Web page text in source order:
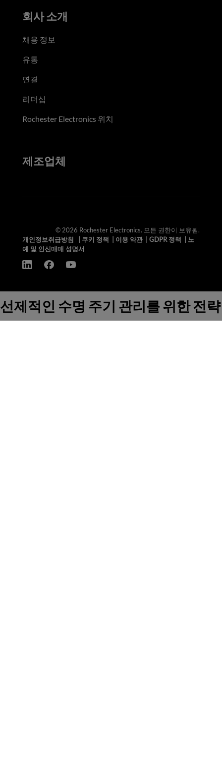
회사 소개
채용 정보
유통
연결
리더십
Rochester Electronics 위치
제조업체
© 2026 Rochester Electronics. 모든 권한이 보유됨.
개인정보취급방침
쿠키 정책 이용 약관| GDPR 정책
노
예 및 인신매매 성명서
선제적인 수명 주기 관리를 위한 전략